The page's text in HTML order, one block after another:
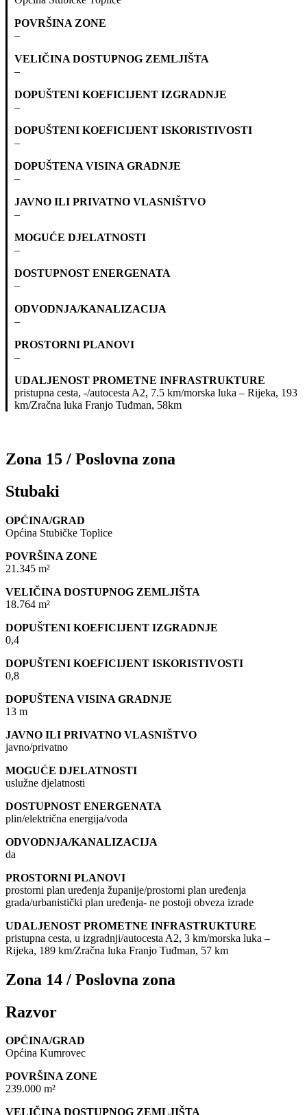
POVRŠINA ZONE
–
VELIČINA DOSTUPNOG ZEMLJIŠTA
–
DOPUŠTENI KOEFICIJENT IZGRADNJE
–
DOPUŠTENI KOEFICIJENT ISKORISTIVOSTI
–
DOPUŠTENA VISINA GRADNJE
–
JAVNO ILI PRIVATNO VLASNIŠTVO
–
MOGUĆE DJELATNOSTI
–
DOSTUPNOST ENERGENATA
–
ODVODNJA/KANALIZACIJA
–
PROSTORNI PLANOVI
–
UDALJENOST PROMETNE INFRASTRUKTURE
pristupna cesta, -/autocesta A2, 7.5 km/morska luka – Rijeka, 193
km/Zračna luka Franjo Tuđman, 58km
Zona 15 / Poslovna zona
Stubaki
OPĆINA/GRAD
Općina Stubičke Toplice
POVRŠINA ZONE
21.345 m²
VELIČINA DOSTUPNOG ZEMLJIŠTA
18.764 m²
DOPUŠTENI KOEFICIJENT IZGRADNJE
0,4
DOPUŠTENI KOEFICIJENT ISKORISTIVOSTI
0,8
DOPUŠTENA VISINA GRADNJE
13 m
JAVNO ILI PRIVATNO VLASNIŠTVO
javno/privatno
MOGUĆE DJELATNOSTI
uslužne djelatnosti
DOSTUPNOST ENERGENATA
plin/električna energija/voda
ODVODNJA/KANALIZACIJA
da
PROSTORNI PLANOVI
prostorni plan uređenja županije/prostorni plan uređenja
grada/urbanistički plan uređenja- ne postoji obveza izrade
UDALJENOST PROMETNE INFRASTRUKTURE
pristupna cesta, u izgradnji/autocesta A2, 3 km/morska luka –
Rijeka, 189 km/Zračna luka Franjo Tuđman, 57 km
Zona 14 / Poslovna zona
Razvor
OPĆINA/GRAD
Općina Kumrovec
POVRŠINA ZONE
239.000 m²
VELIČINA DOSTUPNOG ZEMLJIŠTA